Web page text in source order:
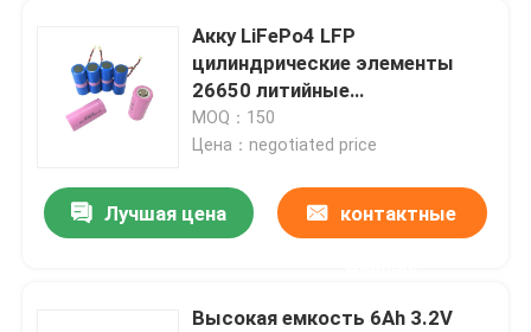
Акку LiFePo4 LFP
цилиндрические элементы
26650 литийные
аккумуляторы 3.2в 2500mah
2800mah 3400mah
MOQ：150
Цена：negotiated price
Лучшая цена контактные
Высокая емкость 6Ah 3.2V